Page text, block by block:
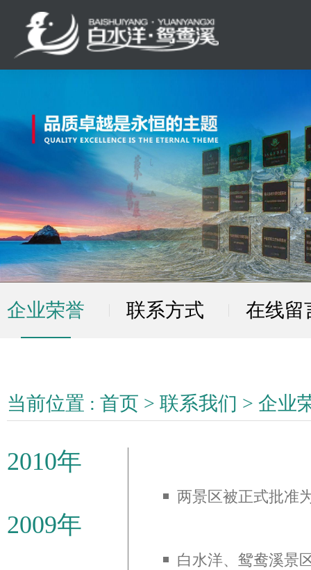
企业荣誉 联系方式 在线留
当前位置 : 首页 > 联系我们 > 企业
2010年
两景区被正式批准
2009年
白水洋、鸳鸯溪景